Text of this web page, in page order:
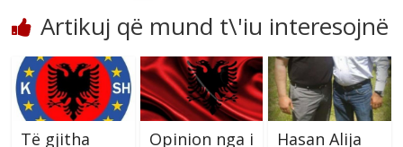
Artikuj që mund t\'iu interesojnë
Të gjitha
Opinion nga i
Hasan Alija